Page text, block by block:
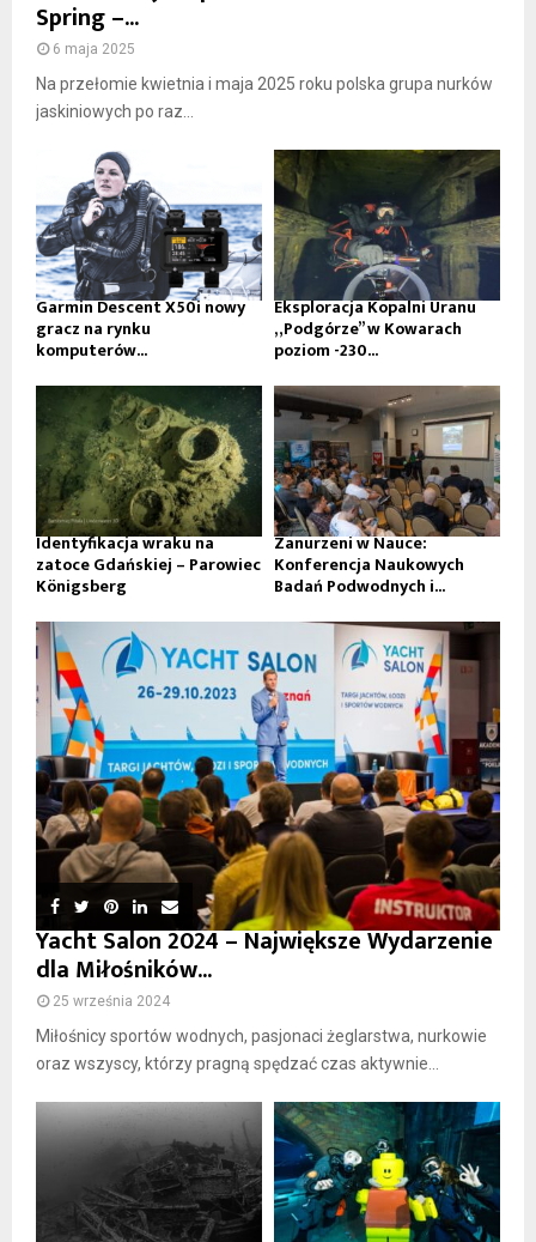
Spring –...
6 maja 2025
Na przełomie kwietnia i maja 2025 roku polska grupa nurków
jaskiniowych po raz...
Garmin Descent X50i nowy
gracz na rynku
komputerów...
Eksploracja Kopalni Uranu
„Podgórze” w Kowarach
poziom -230...
Identyfikacja wraku na
zatoce Gdańskiej – Parowiec
Königsberg
Zanurzeni w Nauce:
Konferencja Naukowych
Badań Podwodnych i...
Yacht Salon 2024 – Największe Wydarzenie
dla Miłośników...
25 września 2024
Miłośnicy sportów wodnych, pasjonaci żeglarstwa, nurkowie
oraz wszyscy, którzy pragną spędzać czas aktywnie...